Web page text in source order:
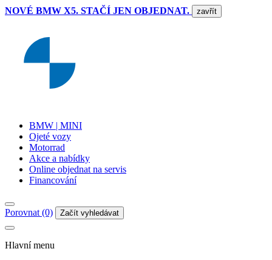
NOVÉ BMW X5. STAČÍ JEN OBJEDNAT. zavřít
BMW | MINI
Ojeté vozy
Motorrad
Akce a nabídky
Online objednat na servis
Financování
Porovnat (0) Začít vyhledávat
Hlavní menu